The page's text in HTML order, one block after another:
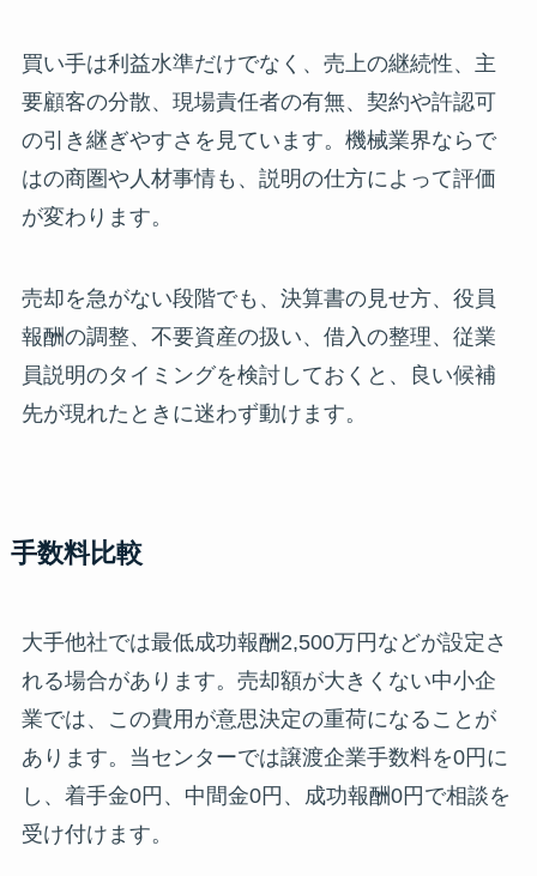
買い手は利益水準だけでなく、売上の継続性、主
要顧客の分散、現場責任者の有無、契約や許認可
の引き継ぎやすさを見ています。機械業界ならで
はの商圏や人材事情も、説明の仕方によって評価
が変わります。
売却を急がない段階でも、決算書の見せ方、役員
報酬の調整、不要資産の扱い、借入の整理、従業
員説明のタイミングを検討しておくと、良い候補
先が現れたときに迷わず動けます。
手数料比較
大手他社では最低成功報酬2,500万円などが設定さ
れる場合があります。売却額が大きくない中小企
業では、この費用が意思決定の重荷になることが
あります。当センターでは譲渡企業手数料を0円に
し、着手金0円、中間金0円、成功報酬0円で相談を
受け付けます。